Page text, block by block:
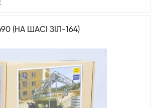
(НА ШАСІ ЗІЛ-164)